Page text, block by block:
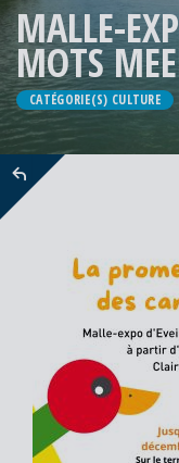
MALLE-
MOTS
CATÉGORIE(S) CULTURE